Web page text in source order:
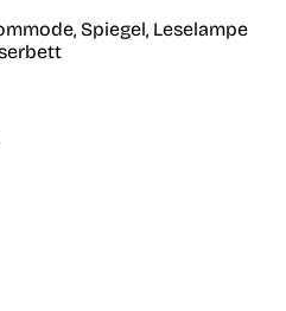
Spiegel, Leselampe